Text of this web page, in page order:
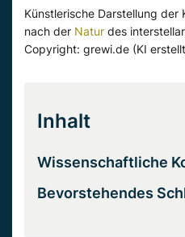
Künstlerische Darstellung der
nach der Natur des
Copyright: grewi.de (KI
Inhalt
Wissenschaftliche
Bevorstehendes